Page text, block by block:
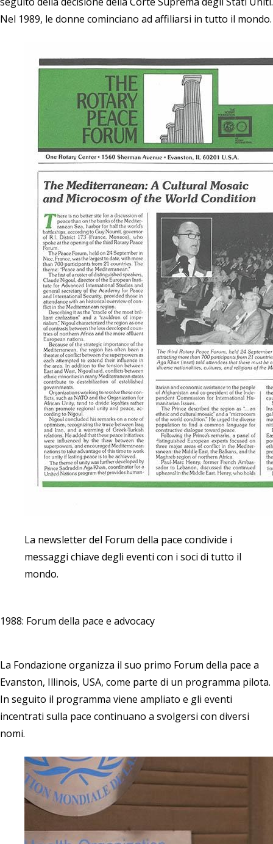
Nel 1989, le donne cominciano ad affiliarsi in tutto il mondo.
La newsletter del Forum della pace condivide i
messaggi chiave degli eventi con i soci di tutto il
mondo.
1988: Forum della pace e advocacy
La Fondazione organizza il suo primo Forum della pace a
Evanston, Illinois, USA, come parte di un programma pilota.
In seguito il programma viene ampliato e gli eventi
incentrati sulla pace continuano a svolgersi con diversi
nomi.